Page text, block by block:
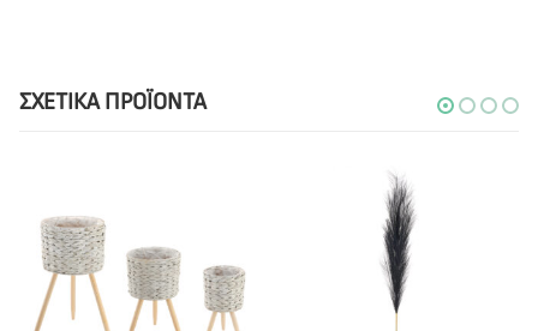
ΣΧΕΤΙΚΆ ΠΡΟΪΌΝΤΑ